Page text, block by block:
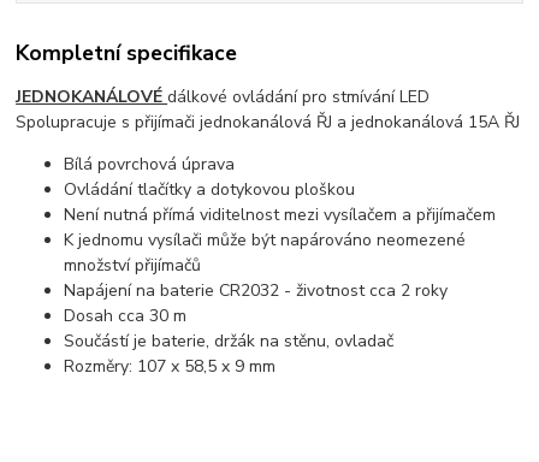
Kompletní specifikace
JEDNOKANÁLOVÉdálkové ovládání pro stmívání LED
Spolupracuje s přijímači jednokanálová ŘJ a jednokanálová 15A ŘJ
Bílá povrchová úprava
Ovládání tlačítky a dotykovou ploškou
Není nutná přímá viditelnost mezi vysílačem a přijímačem
K jednomu vysílači může být napárováno neomezené
množství přijímačů
Napájení na baterie CR2032 - životnost cca 2 roky
Dosah cca 30 m
Součástí je baterie, držák na stěnu, ovladač
Rozměry: 107 x 58,5 x 9 mm